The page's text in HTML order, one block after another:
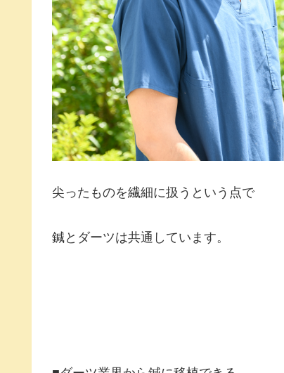
尖ったものを繊細に扱うという点で
鍼とダーツは共通しています。